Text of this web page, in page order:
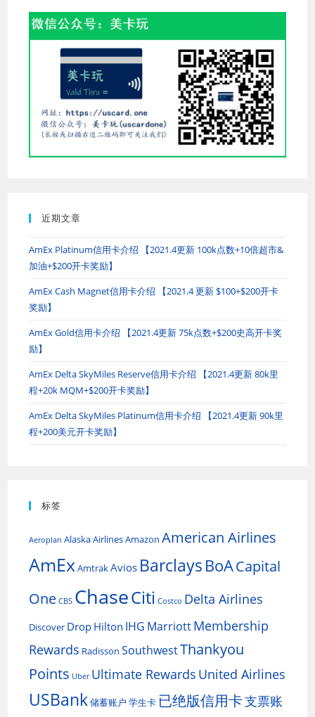
近期文章
AmEx Platinum信用卡介绍 【2021.4更新 100k点数+10倍超市&
加油+$200开卡奖励】
AmEx Cash Magnet信用卡介绍 【2021.4 更新 $100+$200开卡
奖励】
AmEx Gold信用卡介绍 【2021.4更新 75k点数+$200史高开卡奖
励】
AmEx Delta SkyMiles Reserve信用卡介绍 【2021.4更新 80k里
程+20k MQM+$200开卡奖励】
AmEx Delta SkyMiles Platinum信用卡介绍 【2021.4更新 90k里
程+200美元开卡奖励】
标签
Aeroplan Alaska AirlinesAmazon American Airlines
AmExAmtrakAvios Barclays BoACapital
One CBS ChaseCiti Costco Delta Airlines
Discover Drop Hilton IHG MarriottMembership
Rewards Radisson SouthwestThankyou
Points Uber Ultimate Rewards United Airlines
USBank储蓄账户 学生卡 已绝版信用卡支票账